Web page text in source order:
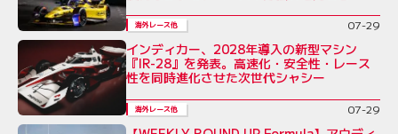
海外レース他 07-29
インディカー、2028年導入の新型マシン
『IR-28』を発表。高速化・安全性・レース
性を同時進化させた次世代シャシー
海外レース他 07-29